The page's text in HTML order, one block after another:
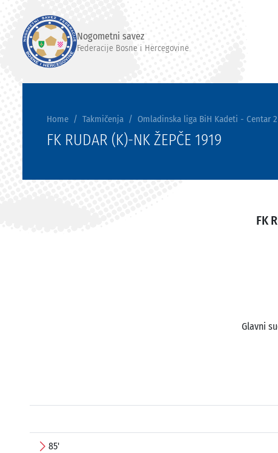
Nogometni savez
Federacije Bosne i Hercegovine
Home Takmičenja Omladinska liga BiH Kadeti - Centar 2
FK RUDAR (K)-NK ŽEPČE 1919
FK
Glavni
85'